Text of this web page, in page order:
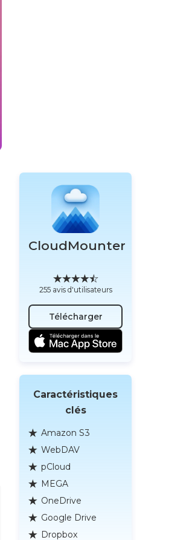
CloudMounter
255 avis d'utilisateurs
Télécharger
Caractéristiques
clés
Amazon S3
WebDAV
pCloud
MEGA
OneDrive
Google Drive
Dropbox